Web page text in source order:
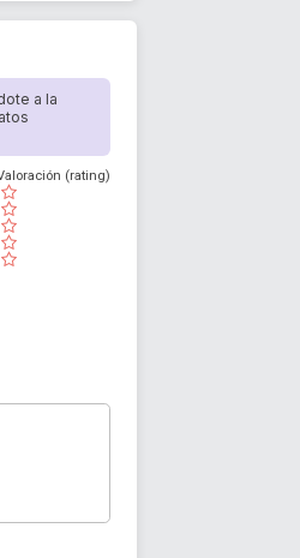
a la
( )
( )
( )
( )
( )
(rating)